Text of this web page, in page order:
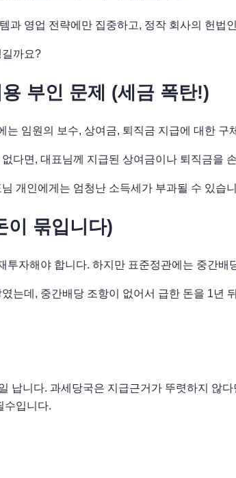
과 영업 전략에만 집중하고, 정작 회사의 헌법
길까요?
부인 문제 (세금 폭탄!)
임원의 보수, 상여금, 퇴직금 지급에 대한
다면, 대표님께 지급된 상여금이나 퇴직금을
개인에게는 엄청난 소득세가 부과될 수 있습
이 묶입니다)
투자해야 합니다. 하지만 표준정관에는 중간
는데, 중간배당 조항이 없어서 급한 돈을 1년
납니다. 과세당국은 지급근거가 뚜렷하지 않
수입니다.